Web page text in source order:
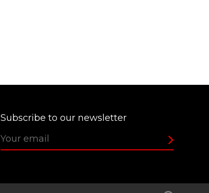
Subscribe to our newsletter